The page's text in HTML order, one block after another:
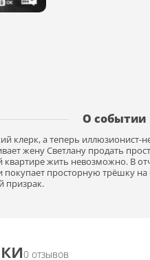
О событии
клерк, а теперь иллюзионист-
жену Светлану продать
жить невозможно. В
просторную трёшку на
призрак.
0 отзывов